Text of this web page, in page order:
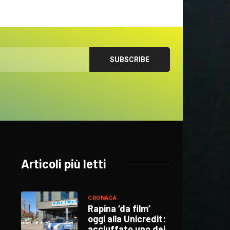
Articoli più letti
CRONACA
Rapina ‘da film’
oggi alla Unicredit: